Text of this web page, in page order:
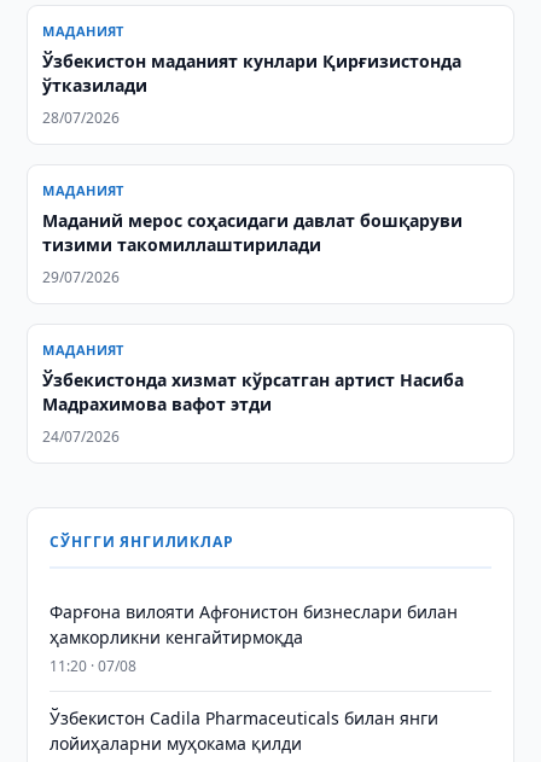
МАДАНИЯТ
Ўзбекистон маданият кунлари Қирғизистонда
ўтказилади
28/07/2026
МАДАНИЯТ
Маданий мерос соҳасидаги давлат бошқаруви
тизими такомиллаштирилади
29/07/2026
МАДАНИЯТ
Ўзбекистонда хизмат кўрсатган артист Насиба
Мадрахимова вафот этди
24/07/2026
СЎНГГИ ЯНГИЛИКЛАР
Фарғона вилояти Афғонистон бизнеслари билан
ҳамкорликни кенгайтирмоқда
11:20 · 07/08
Ўзбекистон Cadila Pharmaceuticals билан янги
лойиҳаларни муҳокама қилди